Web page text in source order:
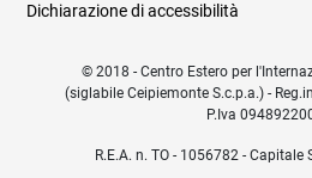
Dichiarazione di accessibilità
© 2018 - Centro Estero per
(siglabile Ceipiemonte S.c.p.a.) -
P.Iva
R.E.A. n. TO - 1056782 - Capitale